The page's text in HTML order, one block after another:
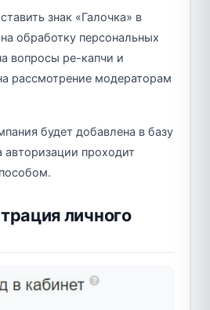
знак «Галочка» в
обработку персональных
вопросы ре-капчи и
рассмотрение модераторам
будет добавлена в базу
проходит
личного